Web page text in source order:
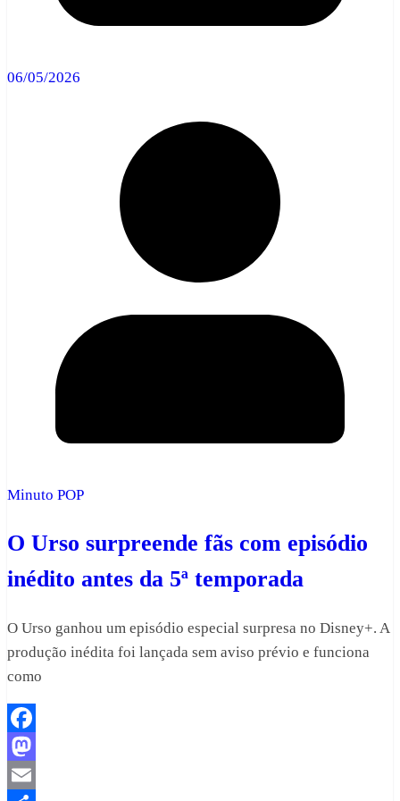
06/05/2026
Minuto POP
O Urso surpreende fãs com episódio
inédito antes da 5ª temporada
O Urso ganhou um episódio especial surpresa no Disney+. A
produção inédita foi lançada sem aviso prévio e funciona
como
Facebook
Mastodon